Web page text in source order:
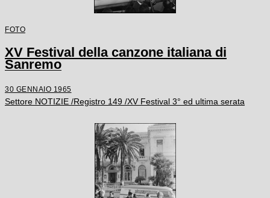
FOTO
XV Festival della canzone italiana di
Sanremo
30 GENNAIO 1965
Settore NOTIZIE /Registro 149 /XV Festival 3° ed ultima serata